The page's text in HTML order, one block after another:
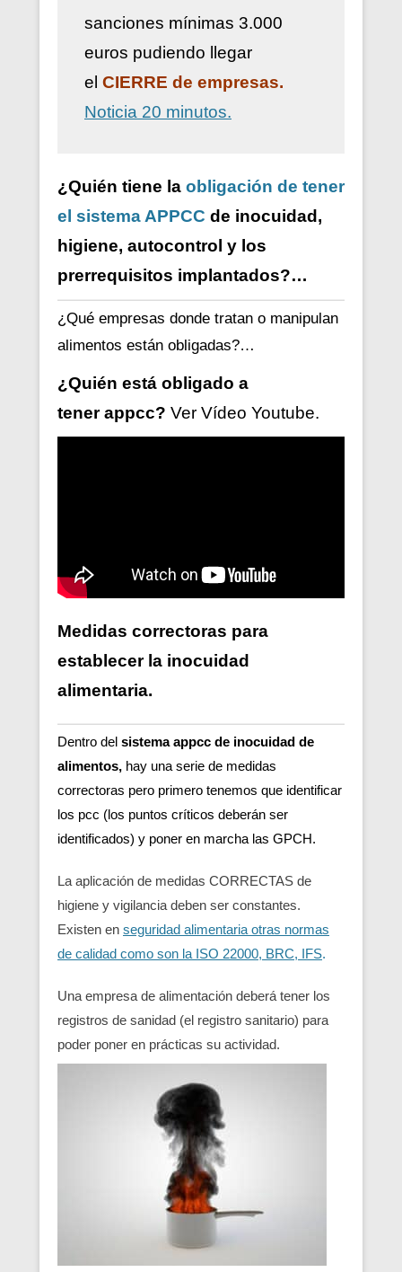
sanciones mínimas 3.000
euros pudiendo llegar
el CIERRE de empresas.
Noticia 20 minutos.
¿Quién tiene la obligación de tener
el sistema APPCC de inocuidad,
higiene, autocontrol y los
prerrequisitos implantados?…
¿Qué empresas donde tratan o manipulan
alimentos están obligadas?…
¿Quién está obligado a
tenerappcc? Ver Vídeo Youtube.
Medidas correctoras para
establecer la inocuidad
alimentaria.
Dentro del sistema appcc de inocuidad de
alimentos, hay una serie de medidas
correctoras pero primero tenemos que identificar
los pcc (los puntos críticos deberán ser
identificados) y poner en marcha las GPCH.
La aplicación de medidas CORRECTAS de
higiene y vigilancia deben ser constantes.
Existen en seguridad alimentaria otras normas
de calidad como son la ISO 22000, BRC, IFS.
Una empresa de alimentación deberá tener los
registros de sanidad (el registro sanitario) para
poder poner en prácticas su actividad.